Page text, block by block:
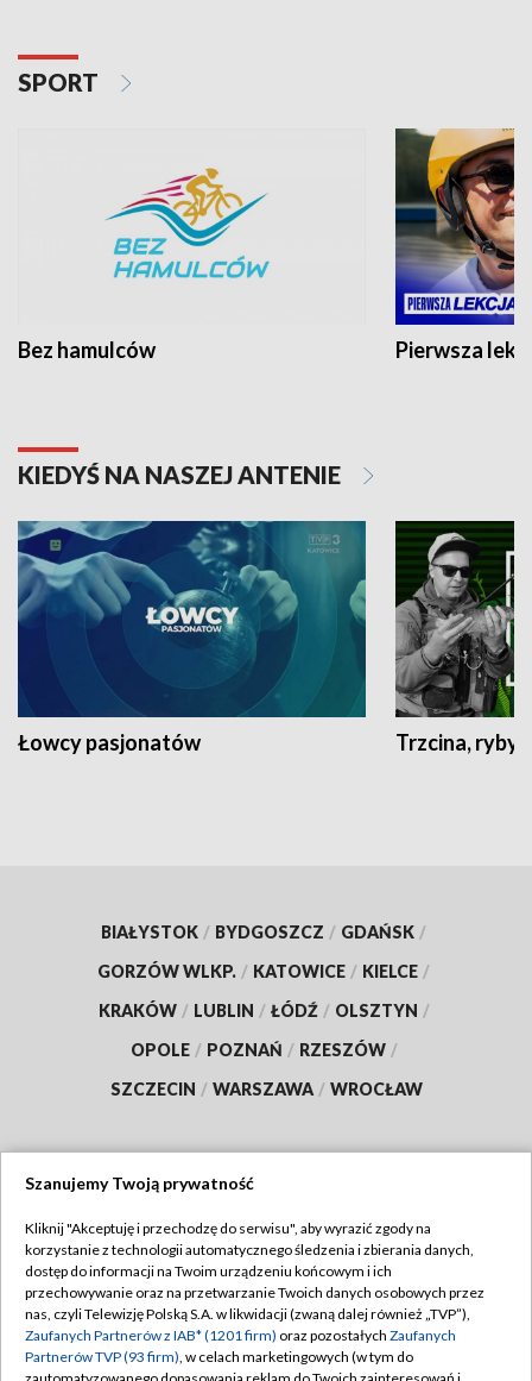
SPORT
Bez hamulców Pierwsza
KIEDYŚ NA NASZEJ ANTENIE
Łowcy pasjonatów Trzcina, ryby
BIAŁYSTOK / BYDGOSZCZ / GDAŃSK /
GORZÓW WLKP. / KATOWICE / KIELCE /
KRAKÓW / LUBLIN / ŁÓDŹ / OLSZTYN /
OPOLE / POZNAŃ / RZESZÓW /
SZCZECIN / WARSZAWA / WROCŁAW
TVP
Abonament TVP
Emisja w TVP
Centrum informacji TVP
Regulamin TVP
Polityka prywatności
Moje zgody
Szanujemy Twoją prywatność
Kliknij "Akceptuję i przechodzę do serwisu", aby wyrazić zgody na
korzystanie z technologii automatycznego śledzenia i zbierania danych,
dostęp do informacji na Twoim urządzeniu końcowym i ich
przechowywanie oraz na przetwarzanie Twoich danych osobowych przez
nas, czyli Telewizję Polską S.A. w likwidacji (zwaną dalej również „TVP”),
Zaufanych Partnerów z IAB* (1201 firm) oraz pozostałych Zaufanych
Partnerów TVP (93 firm), w celach marketingowych (w tym do